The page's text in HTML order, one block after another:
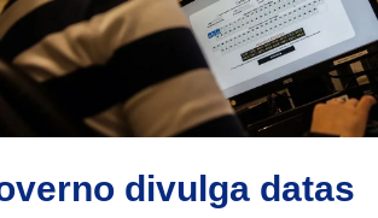
divulga datas